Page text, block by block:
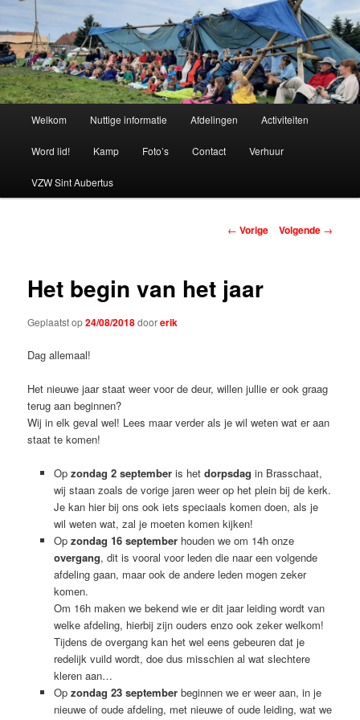
Spring
naar
de
primaire
inhoudChiro Bethanie
Welkom Nuttige informatie Afdelingen Activiteiten
Word lid! Kamp Foto’s Contact Verhuur
VZW Sint Aubertus
Berichtnavigatie
← Vorige Volgende →
Het begin van het jaar
Geplaatst op24/08/2018doorerik
Dag allemaal!
Het nieuwe jaar staat weer voor de deur, willen jullie er ook graag
terug aan beginnen?
Wij in elk geval wel! Lees maar verder als je wil weten wat er aan
staat te komen!
Op zondag 2 septemberis het dorpsdag in Brasschaat,
wij staan zoals de vorige jaren weer op het plein bij de kerk.
Je kan hier bij ons ook iets speciaals komen doen, als je
wil weten wat, zal je moeten komen kijken!
Op zondag 16 septemberhouden we om 14h onze
overgang, dit is vooral voor leden die naar een volgende
afdeling gaan, maar ook de andere leden mogen zeker
komen.
Om 16h maken we bekend wie er dit jaar leiding wordt van
welke afdeling, hierbij zijn ouders enzo ook zeker welkom!
Tijdens de overgang kan het wel eens gebeuren dat je
redelijk vuild wordt, doe dus misschien al wat slechtere
kleren aan…
Op zondag 23 septemberbeginnen we er weer aan, in je
nieuwe of oude afdeling, met nieuwe of oude leiding, wat we